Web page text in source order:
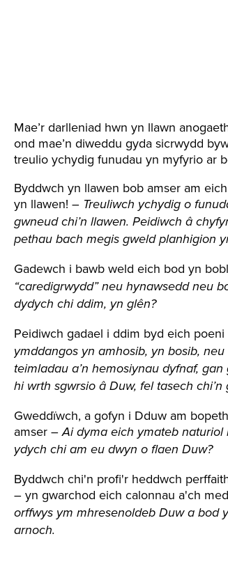
Mae’r darlleniad hwn yn llawn
ond mae’n diweddu gyda sicrwydd
treulio ychydig funudau yn myfyrio ar
Byddwch yn llawen bob amser am
yn llawen! – Treuliwch ychydig o
gwneud chi’n llawen. Peidiwch â
pethau bach megis gweld planhigion
Gadewch i bawb weld eich bod yn
“caredigrwydd” neu hynawsedd neu
dydych chi ddim, yn glên?
Peidiwch gadael i ddim byd eich
ymddangos yn amhosib, yn bosib,
teimladau a’n hemosiynau dyfnaf,
hi wrth sgwrsio â Duw, fel tasech
Gweddïwch, a gofyn i Dduw am
amser –Ai dyma eich ymateb
ydych chi am eu dwyn o flaen Duw?
Byddwch chi'n profi'r heddwch
– yn gwarchod eich calonnau a'ch
orffwys ym mhresenoldeb Duw a bod
arnoch.